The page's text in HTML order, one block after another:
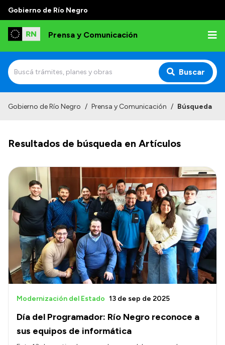
Gobierno de Río Negro
Prensa y Comunicación
Buscar
Autoridades
Referentes de prensa
Archivo de noticias
Transparencia
Presupuesto
Boletín Oficial
Compras y licitaciones
Consulta de expedientes
Convocatorias
Intranet
Gobierno de Río Negro / Prensa y Comunicación / Búsqueda
Resultados de búsqueda en Artículos
Día del Programador: Río Negro reconoce a
sus equipos de informática
Modernización del Estado 13 de sep de 2025